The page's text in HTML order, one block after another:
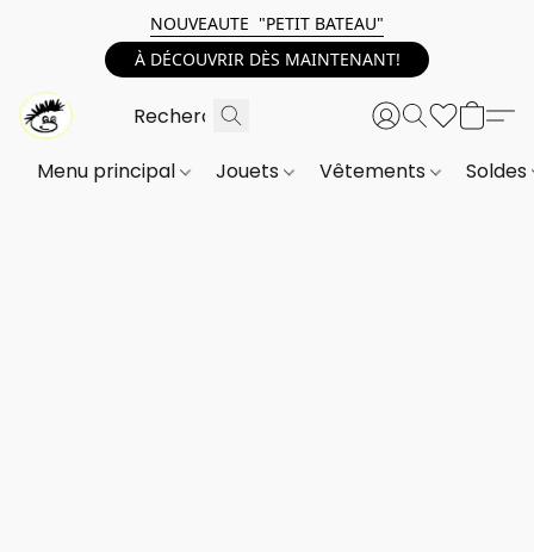
NOUVEAUTE "PETIT BATEAU"
À DÉCOUVRIR DÈS MAINTENANT!
Menu principal Jouets Vêtements Soldes